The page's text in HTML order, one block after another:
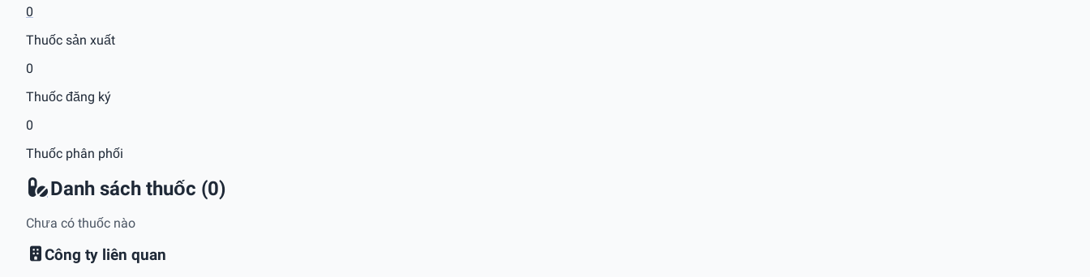
0
Thuốc sản xuất
0
Thuốc đăng ký
0
Thuốc phân phối
Danh sách thuốc (0)
Chưa có thuốc nào
Công ty liên quan